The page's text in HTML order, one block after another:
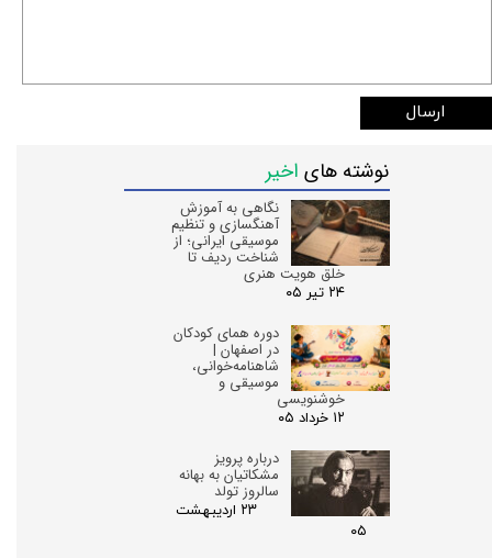
ارسال
نوشته های اخیر
نگاهی به آموزش
آهنگسازی و تنظیم
موسیقی ایرانی؛ از
شناخت ردیف تا
خلق هویت هنری
۲۴ تیر ۰۵
دوره همای کودکان
در اصفهان |
شاهنامه‌خوانی،
موسیقی و
خوشنویسی
۱۲ خرداد ۰۵
درباره پرویز
مشکاتیان به بهانه
سالروز تولد
۲۳ اردیبهشت
۰۵